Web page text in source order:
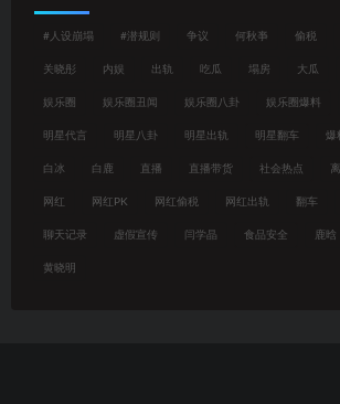
#人设崩塌 #潜规则 争议 何秋亊 偷税
关晓彤 内娱 出轨 吃瓜 塌房 大瓜
娱乐圈 娱乐圈丑闻 娱乐圈八卦 娱乐圈爆料
明星代言 明星八卦 明星出轨 明星翻车 爆
白冰 白鹿 直播 直播带货 社会热点
网红 网红PK 网红偷税 网红出轨 翻车
聊天记录 虚假宣传 闫学晶 食品安全 鹿晗
黄晓明